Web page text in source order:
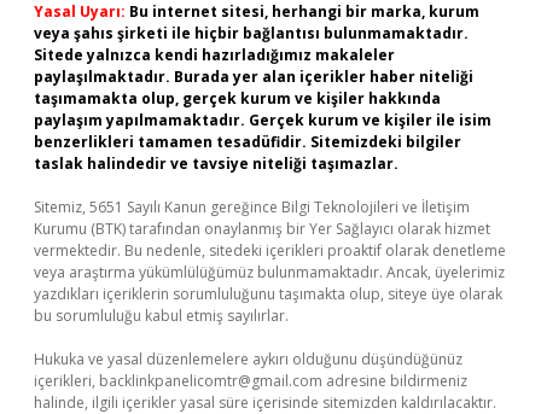
Yasal Uyarı: Bu internet sitesi, herhangi bir marka, kurum
veya şahıs şirketi ile hiçbir bağlantısı bulunmamaktadır.
Sitede yalnızca kendi hazırladığımız makaleler
paylaşılmaktadır. Burada yer alan içerikler haber niteliği
taşımamakta olup, gerçek kurum ve kişiler hakkında
paylaşım yapılmamaktadır. Gerçek kurum ve kişiler ile isim
benzerlikleri tamamen tesadüfidir. Sitemizdeki bilgiler
taslak halindedir ve tavsiye niteliği taşımazlar.
Sitemiz, 5651 Sayılı Kanun gereğince Bilgi Teknolojileri ve İletişim
Kurumu (BTK) tarafından onaylanmış bir Yer Sağlayıcı olarak hizmet
vermektedir. Bu nedenle, sitedeki içerikleri proaktif olarak denetleme
veya araştırma yükümlülüğümüz bulunmamaktadır. Ancak, üyelerimiz
yazdıkları içeriklerin sorumluluğunu taşımakta olup, siteye üye olarak
bu sorumluluğu kabul etmiş sayılırlar.
Hukuka ve yasal düzenlemelere aykırı olduğunu düşündüğünüz
içerikleri, backlinkpanelicomtr@gmail.com adresine bildirmeniz
halinde, ilgili içerikler yasal süre içerisinde sitemizden kaldırılacaktır.